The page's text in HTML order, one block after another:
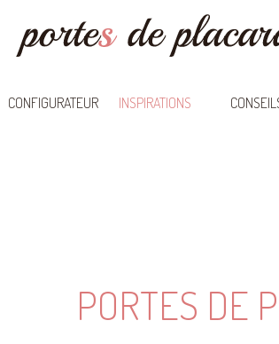
CONFIGURATEUR INSPIRATIONS
PORTES DE